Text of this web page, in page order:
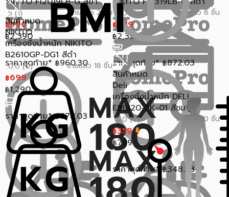
5 (1) ขายแล้ว 2 ชิ้น
฿990
฿2,390
ราคาสุดท้าย* ฿960.30
0.0 (0) ขายแล้ว 8 ชิ้น
฿ 899
฿2,390
ราคาสุดท้าย* ฿872.03
สินค้าหมด
NIKITO
เครื่องชั่งน้ำหนัก NIKITO
B2610GP-DG1 สีดำ
0.0 (0) ขายแล้ว 18 ชิ้น
฿699
฿1,290
ราคาสุดท้าย* ฿678.03
สินค้าหมด
Deli
เครื่องชั่งน้ำหนัก DELI
E86120-PK-01 สีชมพู
0.0 (0) ขายแล้ว 0 ชิ้น
฿359
฿799
ราคาสุดท้าย* ฿348.23